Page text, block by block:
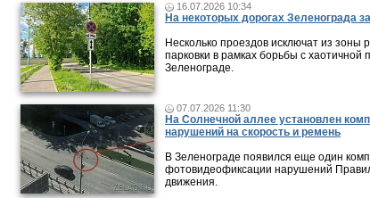
16.07.2026 10:34
На некоторых дорогах Зеленограда
Несколько проездов исключат из зоны
парковки в рамках борьбы с хаотичной
Зеленограде.
07.07.2026 11:30
На Солнечной аллее установлен
нарушений на скорость и ремень
В Зеленограде появился еще один
фотовидеофиксации нарушений
движения.